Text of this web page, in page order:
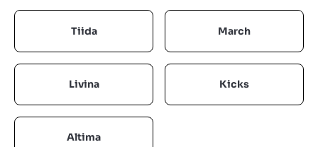
Tiida March
Livina Kicks
Altima